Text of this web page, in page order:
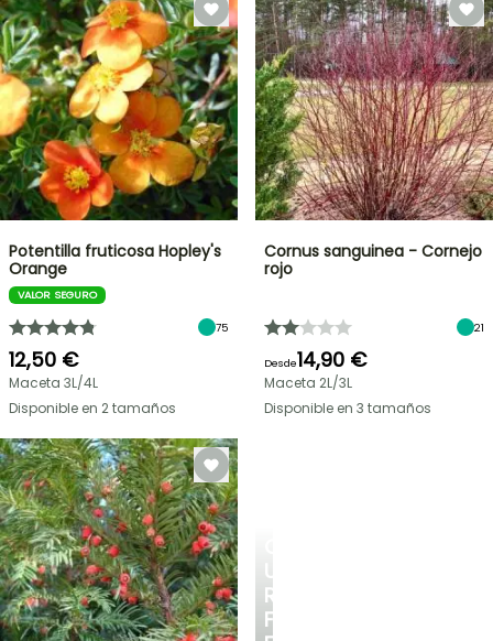
UN
RINCÓN
FRESCO
Potentilla fruticosa Hopley's
Orange
VALOR SEGURO
75
12,50 €
Maceta 3L/4L
Disponible en 2 tamaños
Cornus sanguinea - Cornejo
rojo
21
Desde14,90 €
Maceta 2L/3L
Disponible en 3 tamaños